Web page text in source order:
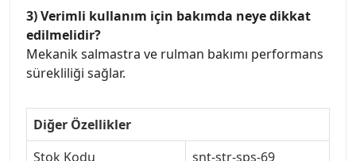
3) Verimli kullanım için bakımda neye dikkat
edilmelidir?
Mekanik salmastra ve rulman bakımı performans
sürekliliği sağlar.
Diğer Özellikler
Stok Kodu
snt-str-sps-69